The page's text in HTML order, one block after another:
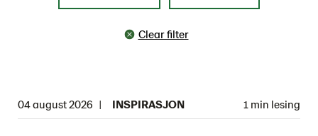
Clear filter
04 august 2026 | INSPIRASJON 1 min lesing